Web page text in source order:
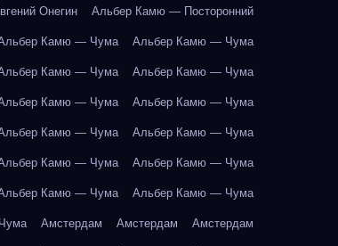
Онегин Альбер Камю — Посторонний
Камю — Чума Альбер Камю — Чума
Камю — Чума Альбер Камю — Чума
Камю — Чума Альбер Камю — Чума
Камю — Чума Альбер Камю — Чума
Камю — Чума Альбер Камю — Чума
Камю — Чума Альбер Камю — Чума
Амстердам Амстердам Амстердам